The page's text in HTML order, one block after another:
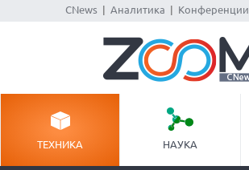
CNews| Аналитика Конференции
ТЕХНИКА НАУКА